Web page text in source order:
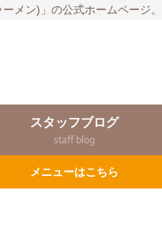
メン)」の公式ホームページ
スタッフブログ
staff blog
メニューはこちら